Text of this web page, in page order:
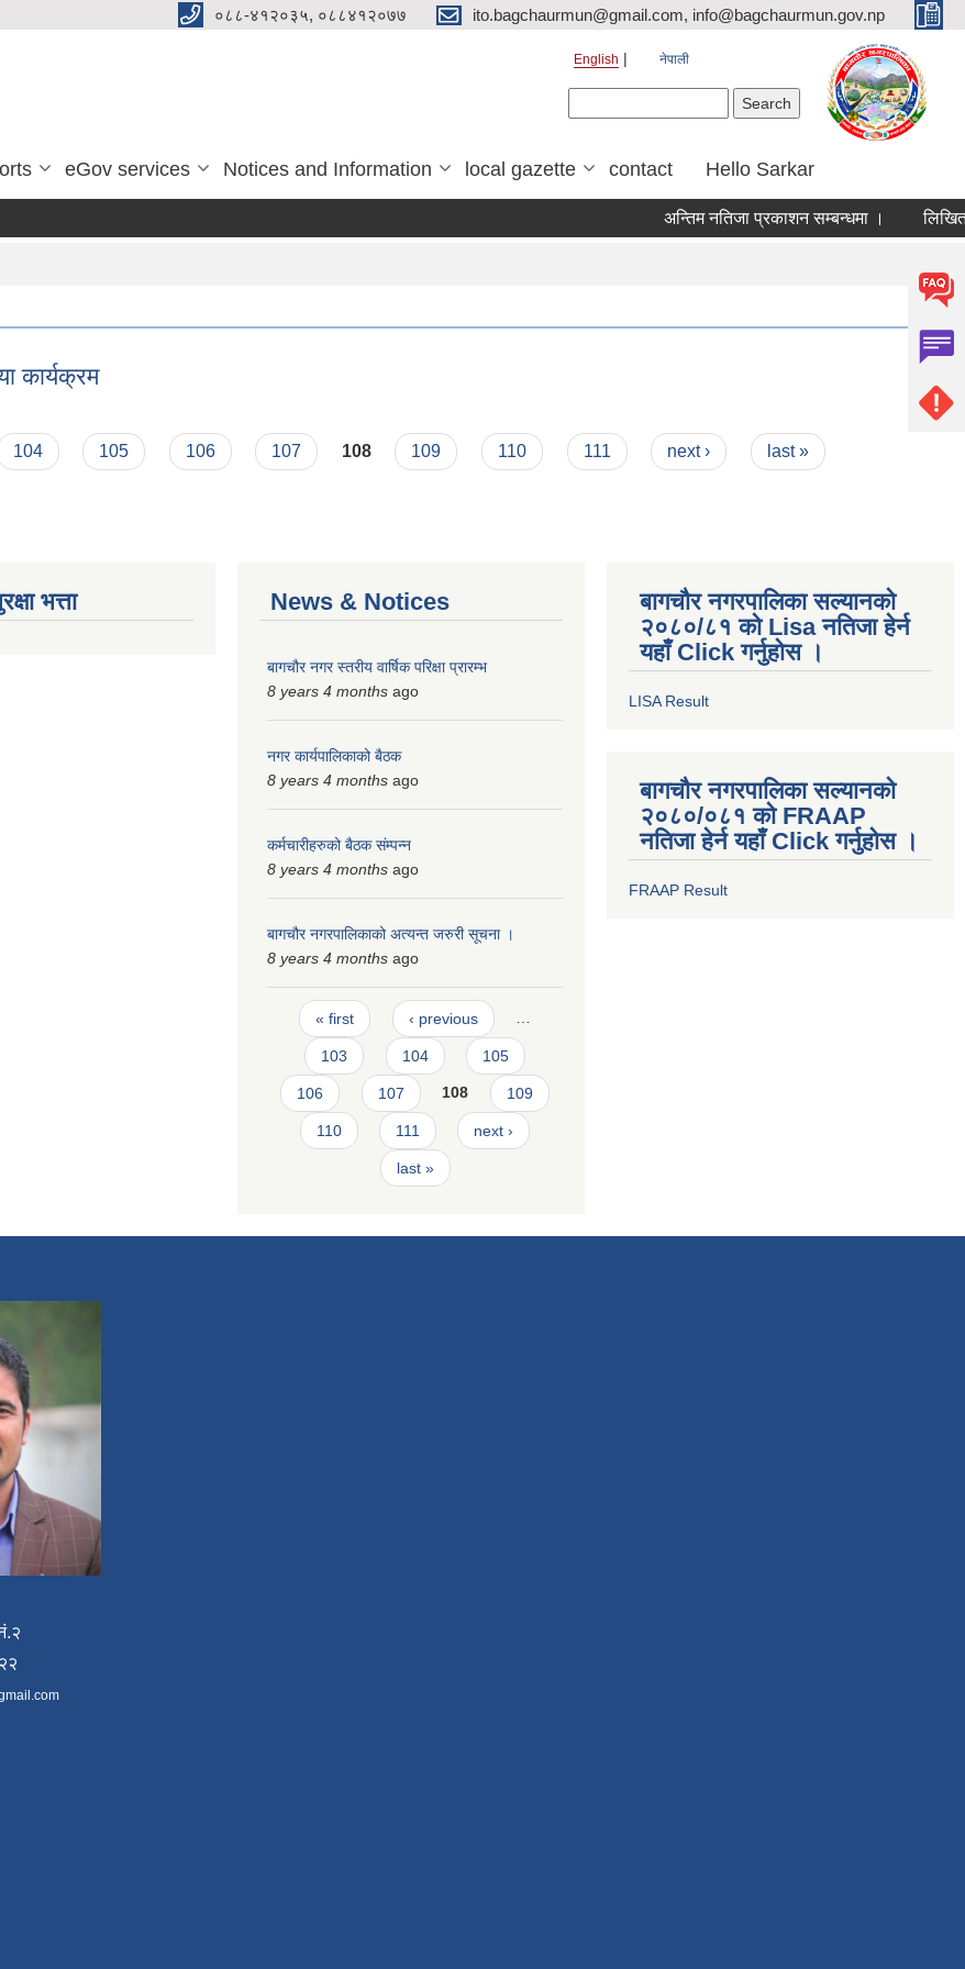
०८८-४१२०३५, ०८८४१२०७७ ito.bagchaurmun@gmail.com, info@bagchaurmun.gov.np
English नेपाली
eGov services Notices and Information local gazette contact Hello Sarkar
अन्तिम नतिजा प्रकाशन सम्बन्धमा । लिखित
कार्यक्रम
104 105 106 107 108 109 110 111 next › last »
भत्ता News & Notices
बागचौर नगर स्तरीय वार्षिक परिक्षा प्रारम्भ
8 years 4 months ago
नगर कार्यपालिकाको बैठक
8 years 4 months ago
कर्मचारीहरुको बैठक संम्पन्न
8 years 4 months ago
बागचौर नगरपालिकाको अत्यन्त जरुरी सूचना ।
8 years 4 months ago
Pages
« first ‹ previous …
103 104 105
106 107 108 109
110 111 next ›
last »
बागचौर नगरपालिका सल्यानको
२०८०/८१ को Lisa नतिजा हेर्न
यहाँ Click गर्नुहोस ।
LISA Result
बागचौर नगरपालिका सल्यानको
२०८०/०८१ को FRAAP
नतिजा हेर्न यहाँ Click गर्नुहोस ।
FRAAP Result